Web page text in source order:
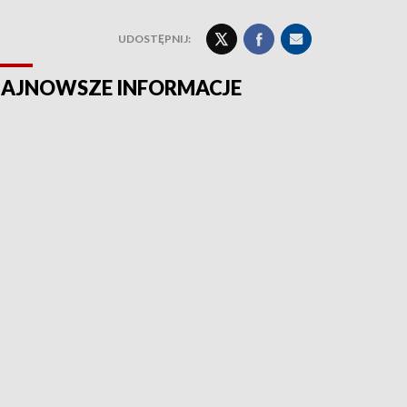
UDOSTĘPNIJ:
INFORMACJE